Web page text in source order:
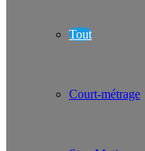
Tout
Court-métrage